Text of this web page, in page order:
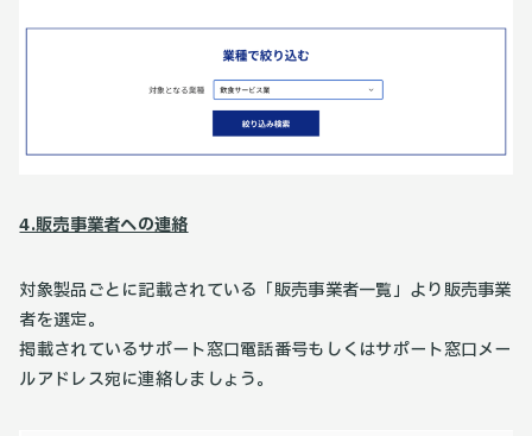
4.販売事業者への連絡
対象製品ごとに記載されている「販売事業者一覧」より販売事業
者を選定。
掲載されているサポート窓口電話番号もしくはサポート窓口メー
ルアドレス宛に連絡しましょう。